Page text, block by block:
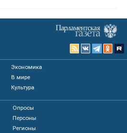
Экономика
В мире
Культура
Опросы
Персоны
Регионы